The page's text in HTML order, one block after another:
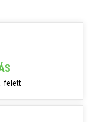
felett